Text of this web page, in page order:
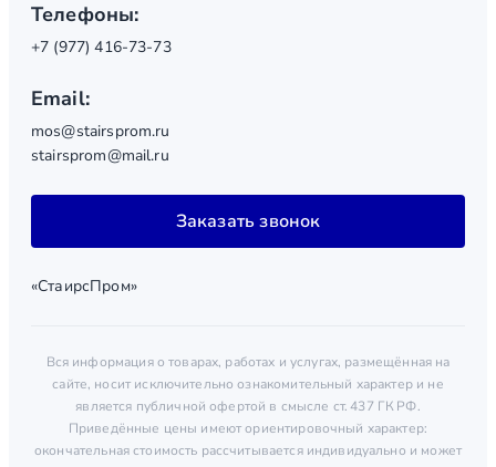
Телефоны:
+7 (977) 416-73-73
Email:
mos@stairsprom.ru
stairsprom@mail.ru
Заказать звонок
«СтаирсПром»
Вся информация о товарах, работах и услугах, размещённая на
сайте, носит исключительно ознакомительный характер и не
является публичной офертой в смысле ст. 437 ГК РФ.
Приведённые цены имеют ориентировочный характер:
окончательная стоимость рассчитывается индивидуально и может